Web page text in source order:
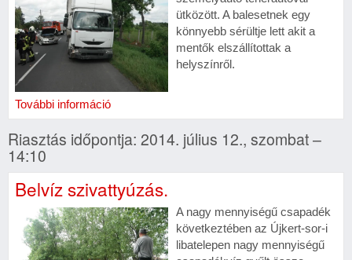
ütközött. A balesetnek egy
könnyebb sérültje lett akit a
mentők elszállítottak a
helyszínről.
További információ
Riasztás időpontja: 2014. július 12., szombat –
14:10
Belvíz szivattyúzás.
A nagy mennyiségű csapadék
következtében az Újkert-sor-i
libatelepen nagy mennyiségű